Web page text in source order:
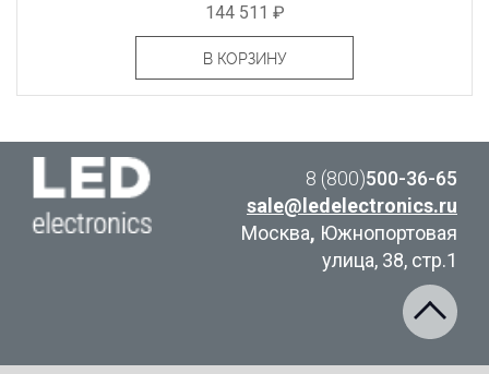
144 511 ₽
В КОРЗИНУ
8 (800)500-36-65
sale@ledelectronics.ru
Москва, Южнопортовая
улица, 38, стр.1